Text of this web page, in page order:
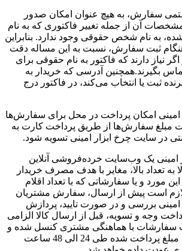
سفارش، به هیچ عنوان امکان صدور
مشخصات آن از جمله تغییر فاکتوری که به نام
به نام شخص حقوقی وجود ندارد. بنابراین
ثبت سفارش، نسبت به این مساله دقت
نیاز دارند که فاکتور به نام حقوقی برای
تماس بگیرند.همچنین آدرسی که خریدار به
ثبت یا انتخاب می‌کند، در فاکتور درج
امینی امکان پرداخت در محل برای سفارش‌ها
مبلغ سفارش‌ها از طریق پرداخت کارت به
در سایت چرخ ابزار امینی تسویه شود.
امینی یک وب‌سایت خرده‌فروشی آنلاین
تعداد بالا، مغایر با هدف مصرف خریدار
مورد و یا سفارشاتی که با تعداد اقلام
لازم است پیش از ارسال، سفارش مشتریان
امینی بررسی و در صورت تایید، پردازش
وجه و تسویه، قبل از ارسال کالا الزامی
سفارشات با هماهنگی مشتری کنسل شده و
در صورت واریز وجه، مبلغ پرداخت شده طی 24 الی 48 ساعت